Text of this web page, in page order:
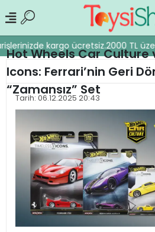
kargo ücretsiz.2000 TL üzeri
Hot Wheels Car Culture
Icons: Ferrari’nin Geri
“Zamansız” Set
Tarih: 06.12.2025 20:43